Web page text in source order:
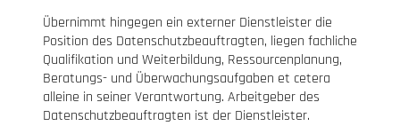
Übernimmt hingegen ein externer Dienstleister die
Position des Datenschutzbeauftragten, liegen fachliche
Qualifikation und Weiterbildung, Ressourcenplanung,
Beratungs- und Überwachungsaufgaben et cetera
alleine in seiner Verantwortung. Arbeitgeber des
Datenschutzbeauftragten ist der Dienstleister.